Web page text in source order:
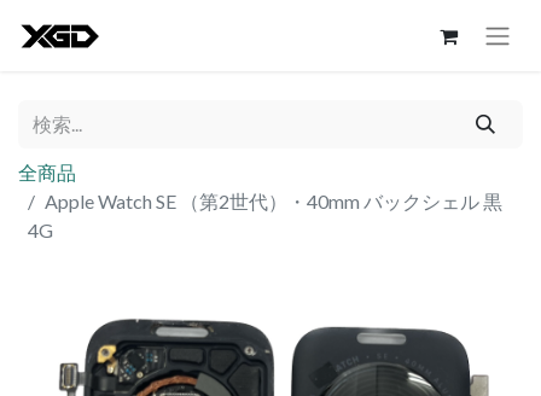
全商品
Apple Watch SE （第2世代）・40mm バックシェル 黒
4G